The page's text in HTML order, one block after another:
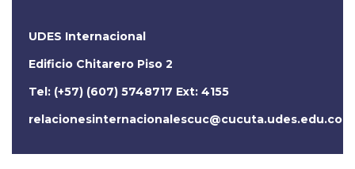
UDES Internacional
Edificio Chitarero Piso 2
Tel: (+57) (607) 5748717 Ext: 4155
relacionesinternacionalescuc@cucuta.udes.edu.co